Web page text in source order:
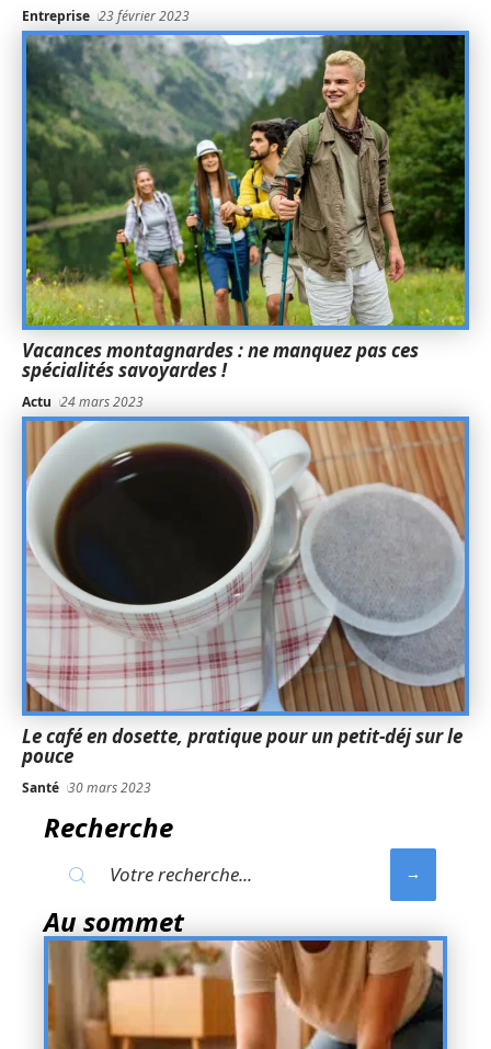
Entreprise 23 février 2023
Vacances montagnardes : ne manquez pas ces
spécialités savoyardes !
Actu 24 mars 2023
Le café en dosette, pratique pour un petit-déj sur le
pouce
Santé 30 mars 2023
Recherche
Au sommet